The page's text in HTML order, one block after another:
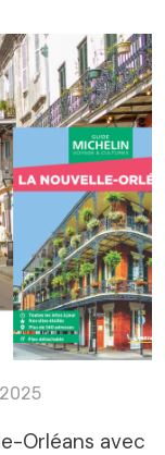
Orléans avec